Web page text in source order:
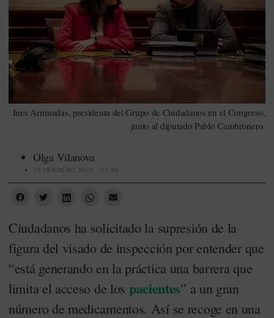
Ines Arrimadas, presidenta del Grupo de Ciudadanos en el Congreso,
junto al diputado Pablo Cambronero.
Olga Vilanova
20 FEBRERO 2020 - 17:46
Ciudadanos ha solicitado la supresión de la
figura del visado de inspección por entender que
“está generando en la práctica una barrera que
limita el acceso de los pacientes” a un gran
número de medicamentos. Así se recoge en una